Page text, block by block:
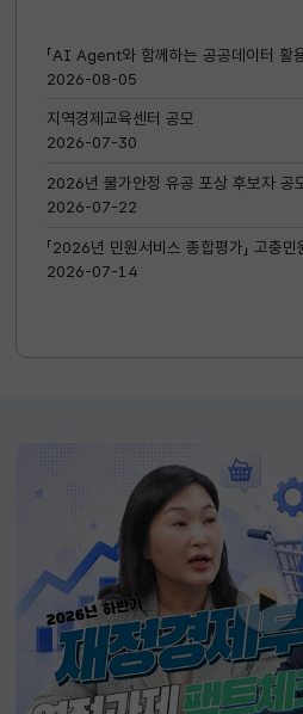
공지
「AI Agent와 함께하는 공공데이터 활
2026-08-05
지역경제교육센터 공모
2026-07-30
2026년 물가안정 유공 포상 후보자 공
2026-07-22
「2026년 민원서비스 종합평가」 고
2026-07-14